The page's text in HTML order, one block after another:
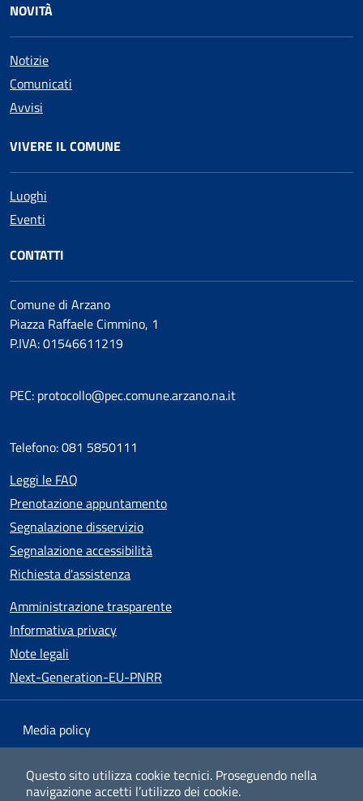
Questo sito utilizza cookie tecnici. Proseguendo nella
navigazione accetti l’utilizzo dei cookie.
NOVITÀ
Notizie
Comunicati
Avvisi
VIVERE IL COMUNE
Luoghi
Eventi
CONTATTI
Comune di Arzano
Piazza Raffaele Cimmino, 1
P.IVA: 01546611219
PEC: protocollo@pec.comune.arzano.na.it
Telefono: 081 5850111
Leggi le FAQ
Prenotazione appuntamento
Segnalazione disservizio
Segnalazione accessibilità
Richiesta d'assistenza
Amministrazione trasparente
Informativa privacy
Note legali
Next-Generation-EU-PNRR
Media policy
Dichiarazione di accessibilità